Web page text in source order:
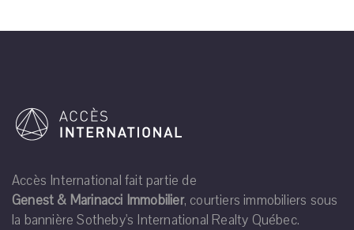
Accès International fait partie de
Genest & Marinacci Immobilier, courtiers immobiliers sous
la bannière Sotheby's International Realty Québec.